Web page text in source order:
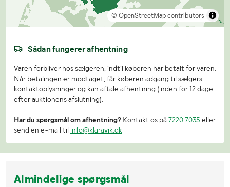
© OpenStreetMap contributors
Sådan fungerer afhentning
Varen forbliver hos sælgeren, indtil køberen har betalt for varen.
Når betalingen er modtaget, får køberen adgang til sælgers
kontaktoplysninger og kan aftale afhentning (inden for 12 dage
efter auktionens afslutning).
Har du spørgsmål om afhentning? Kontakt os på 7220 7035 eller
send en e-mail til info@klaravik.dk
Almindelige spørgsmål